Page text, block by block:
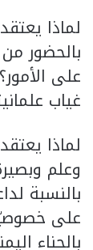
لماذا
بالحضور
على
غياب
لماذا
وعلم
بالنسبة
على
بالحناء